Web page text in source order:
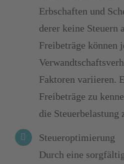
Erbschaften und
derer keine Steuern
Freibeträge können
Faktoren variieren.
Freibeträge zu
die
Steueroptimierung
Durch eine